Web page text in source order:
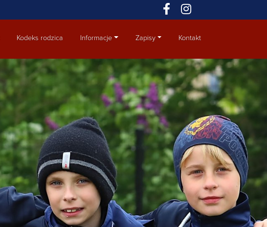
Kodeks rodzica Informacje Zapisy Kontakt